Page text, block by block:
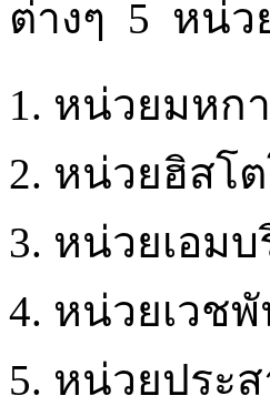
ต่างๆ 5 หน่ว
หน่วยมหก
หน่วยฮิสโ
หน่วยเอมบ
หน่วยเวช
หน่วยประ